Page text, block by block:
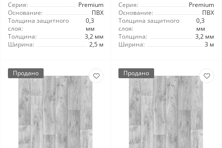
Серия:
Premium
Основание:
ПВХ
Толщина защитного
слоя:
0,3
мм
Толщина:
3,2 мм
Ширина:
2,5 м
Серия:
Premium
Основание:
ПВХ
Толщина защитного
слоя:
0,3
мм
Толщина:
3,2 мм
Ширина:
3 м
Продано Продано